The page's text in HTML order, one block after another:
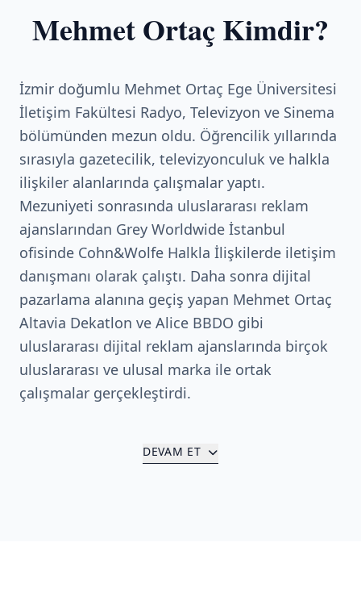
Mehmet Ortaç Kimdir?
İzmir doğumlu Mehmet Ortaç Ege Üniversitesi
İletişim Fakültesi Radyo, Televizyon ve Sinema
bölümünden mezun oldu. Öğrencilik yıllarında
sırasıyla gazetecilik, televizyonculuk ve halkla
ilişkiler alanlarında çalışmalar yaptı.
Mezuniyeti sonrasında uluslararası reklam
ajanslarından Grey Worldwide İstanbul
ofisinde Cohn&Wolfe Halkla İlişkilerde iletişim
danışmanı olarak çalıştı. Daha sonra dijital
pazarlama alanına geçiş yapan Mehmet Ortaç
Altavia Dekatlon ve Alice BBDO gibi
uluslararası dijital reklam ajanslarında birçok
uluslararası ve ulusal marka ile ortak
çalışmalar gerçekleştirdi.
DEVAM ET